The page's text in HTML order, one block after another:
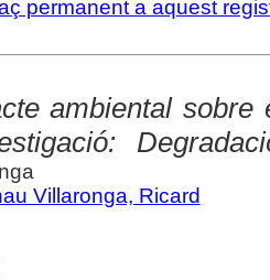
permanent a aquest
ambiental sobre
Villaronga, Ricard